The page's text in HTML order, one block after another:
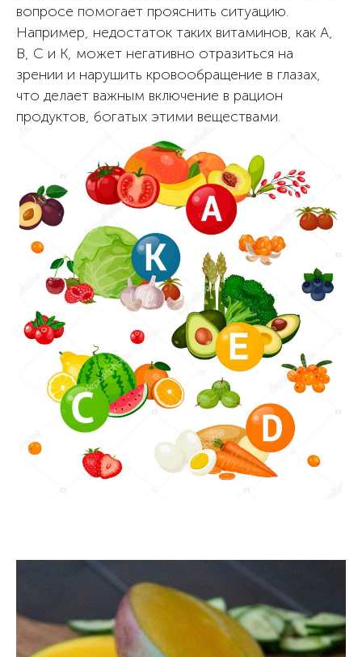
вопросе помогает прояснить ситуацию.
Например, недостаток таких витаминов, как А,
В, С и К, может негативно отразиться на
зрении и нарушить кровообращение в глазах,
что делает важным включение в рацион
продуктов, богатых этими веществами.